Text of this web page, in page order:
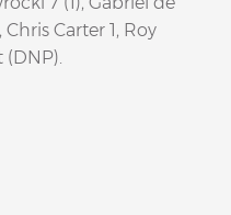
Carter 1, Roy